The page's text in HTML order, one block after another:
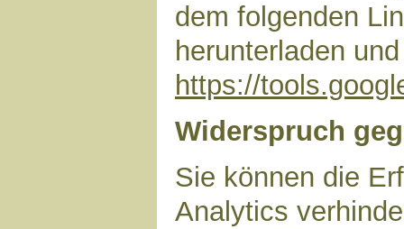
dem folgenden
herunterladen
https://
Widerspruch
Sie können die
Analytics